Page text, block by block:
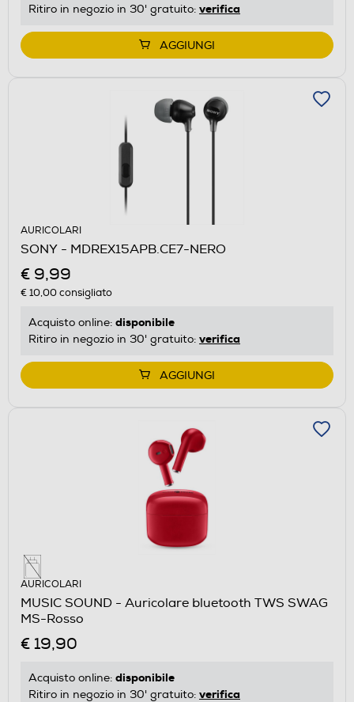
Ritiro in negozio in 30' gratuito: verifica
AGGIUNGI
AURICOLARI
SONY - MDREX15APB.CE7-NERO
€ 9,99
€ 10,00consigliato
Acquisto online: disponibile
Ritiro in negozio in 30' gratuito: verifica
AGGIUNGI
AURICOLARI
MUSIC SOUND - Auricolare bluetooth TWS SWAG
MS-Rosso
€ 19,90
Acquisto online: disponibile
Ritiro in negozio in 30' gratuito: verifica